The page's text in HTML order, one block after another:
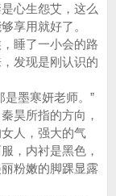
心生怨艾，这么
享用就好了。
睡了一小会的路
发现是刚认识的
墨寒妍老师。”
昊所指的方向，
人，强大的气
，内衬是黑色，
粉嫩的脚踝显露